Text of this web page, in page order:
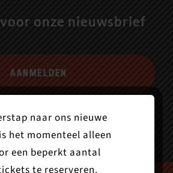
onze nieuwsbrief
Aanmelden
naar ons nieuwe
het momenteel alleen
een beperkt aantal
te reserveren.